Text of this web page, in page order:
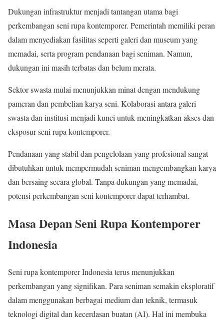
Dukungan infrastruktur menjadi tantangan utama bagi
perkembangan seni rupa kontemporer. Pemerintah memiliki peran
dalam menyediakan fasilitas seperti galeri dan museum yang
memadai, serta program pendanaan bagi seniman. Namun,
dukungan ini masih terbatas dan belum merata.
Sektor swasta mulai menunjukkan minat dengan mendukung
pameran dan pembelian karya seni. Kolaborasi antara galeri
swasta dan institusi menjadi kunci untuk meningkatkan akses dan
eksposur seni rupa kontemporer.
Pendanaan yang stabil dan pengelolaan yang profesional sangat
dibutuhkan untuk mempermudah seniman mengembangkan karya
dan bersaing secara global. Tanpa dukungan yang memadai,
potensi perkembangan seni kontemporer dapat terhambat.
Masa Depan Seni Rupa Kontemporer
Indonesia
Seni rupa kontemporer Indonesia terus menunjukkan
perkembangan yang signifikan. Para seniman semakin eksploratif
dalam menggunakan berbagai medium dan teknik, termasuk
teknologi digital dan kecerdasan buatan (AI). Hal ini membuka